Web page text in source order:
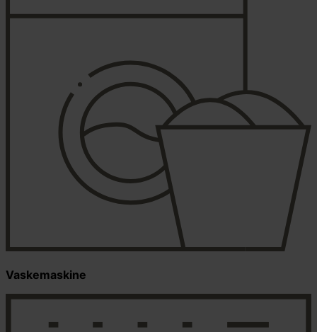
Vaskemaskine